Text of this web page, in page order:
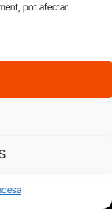
pot afectar